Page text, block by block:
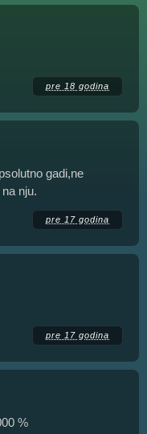
pre 18 godina
gadi,ne
nju.
pre 17 godina
pre 17 godina
%